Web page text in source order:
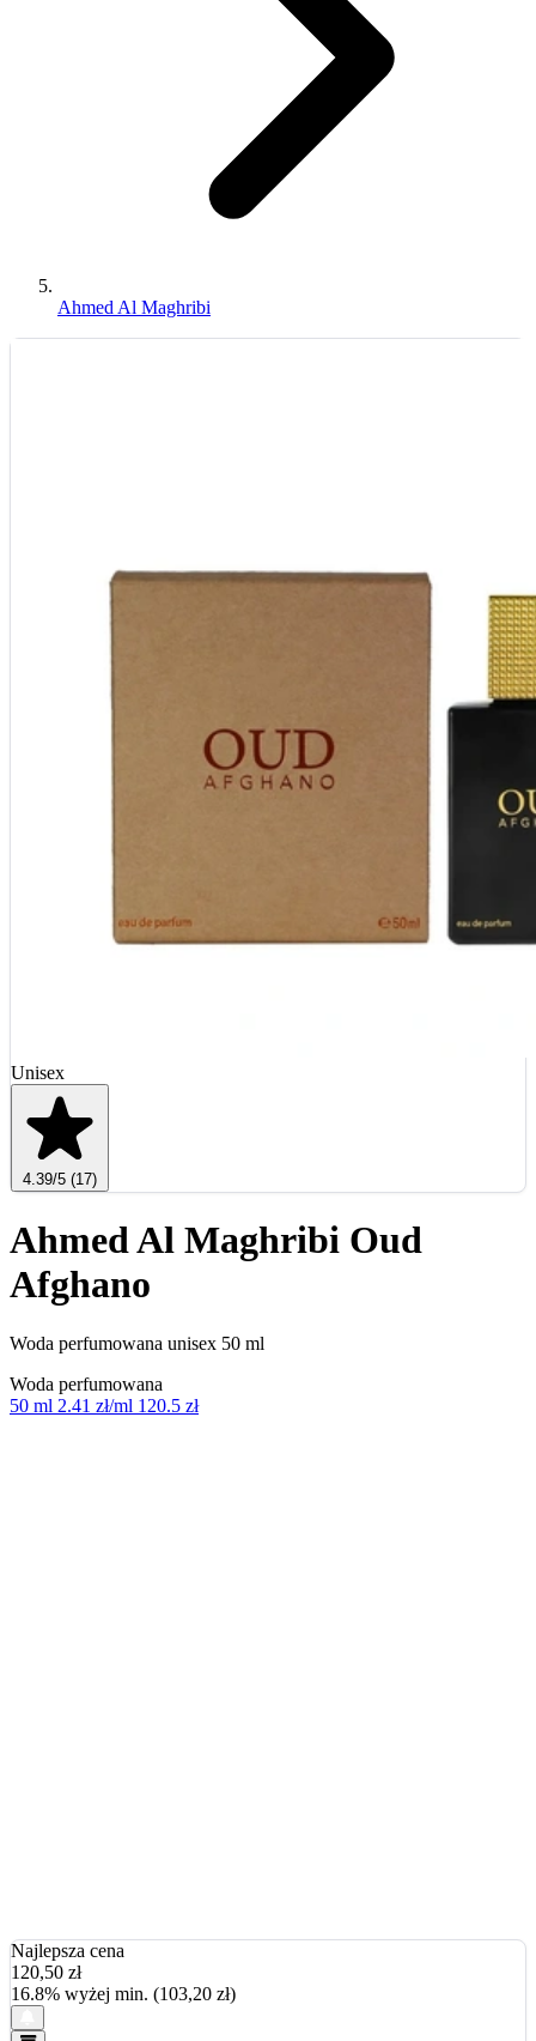
Ahmed Al Maghribi
Unisex
4.39/5 (17)
Ahmed Al Maghribi Oud
Afghano
Woda perfumowana unisex 50 ml
Woda perfumowana
50 ml 2.41 zł/ml 120.5 zł
Najlepsza cena
120,50 zł
16.8% wyżej min. (103,20 zł)